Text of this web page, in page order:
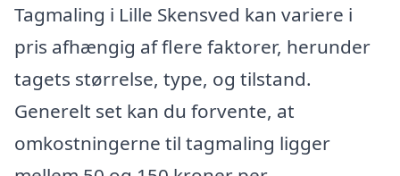
Tagmaling i Lille Skensved kan variere i
pris afhængig af flere faktorer, herunder
tagets størrelse, type, og tilstand.
Generelt set kan du forvente, at
omkostningerne til tagmaling ligger